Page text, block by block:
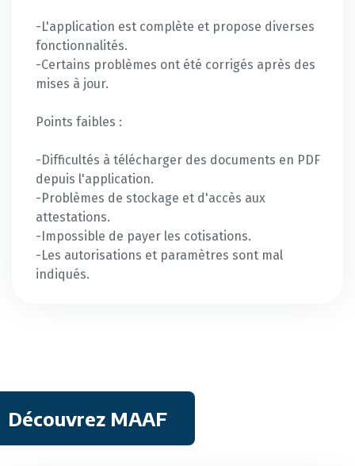
-L'application est complète et propose diverses
fonctionnalités.
-Certains problèmes ont été corrigés après des
mises à jour.
Points faibles :
-Difficultés à télécharger des documents en PDF
depuis l'application.
-Problèmes de stockage et d'accès aux
attestations.
-Impossible de payer les cotisations.
-Les autorisations et paramètres sont mal
indiqués.
Découvrez MAAF